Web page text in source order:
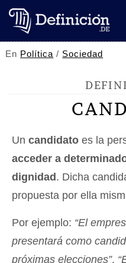
En Política / Sociedad
Un candidato es la
acceder a
dignidad . Dicha
propuesta por ella
Por ejemplo: “El
presentará como
próximas elecciones”,